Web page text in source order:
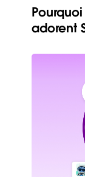
adorent